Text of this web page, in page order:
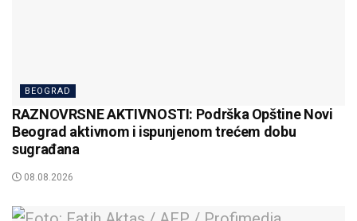
BEOGRAD
RAZNOVRSNE AKTIVNOSTI: Podrška Opštine Novi
Beograd aktivnom i ispunjenom trećem dobu
sugrađana
08.08.2026